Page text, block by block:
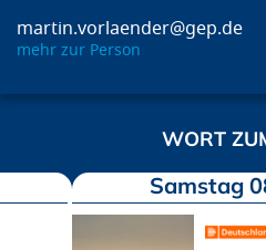
martin.vorlaender@gep.de
mehr zur Person
WORT
Samstag